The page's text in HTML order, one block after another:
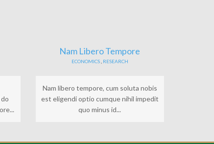
Nam Libero Tempore
ECONOMICS, RESEARCH
Nam libero tempore, cum soluta nobis
est eligendi optio cumque nihil impedit
quo minus id...